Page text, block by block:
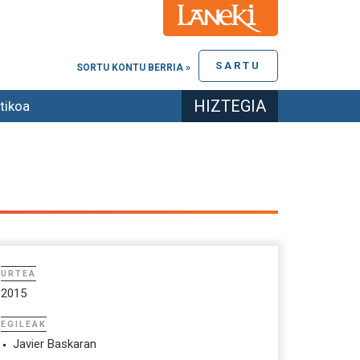
SARTU
SORTU KONTU BERRIA »
HIZTEGIA
URTEA
2015
EGILEAK
Javier Baskaran